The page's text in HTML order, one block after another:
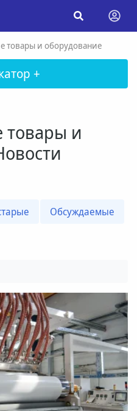
товары и оборудование
+
товары и
Обсуждаемые